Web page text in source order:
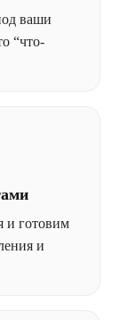
ваши
“что-
и готовим
и